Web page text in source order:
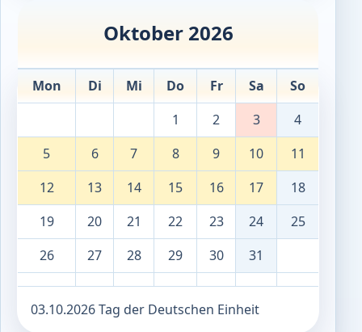
Oktober 2026
Mon Di Mi Do Fr Sa
So
1
2 3
4
5
6 7 8 9 10
11
12
13 14 15 16 17
18
19
20 21 22 23 24
25
26
27 28 29 30 31
03.10.2026 Tag der Deutschen Einheit